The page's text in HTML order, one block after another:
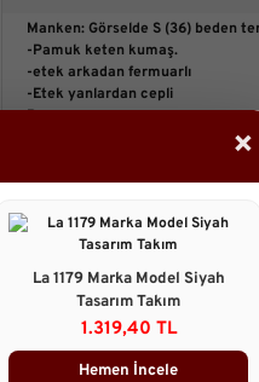
×
La 1179 Marka Model Siyah
Tasarım Takım
1.319,40 TL
Hemen İncele
Manken: Görselde S (36) beden
-Pamuk keten kumaş.
-etek arkadan fermuarlı
-Etek yanlardan cepli
Boyu:
Manken:
Göğüs :88 cm
Bel :67cm
Basen : 98cm
Taksit Seçenekleri